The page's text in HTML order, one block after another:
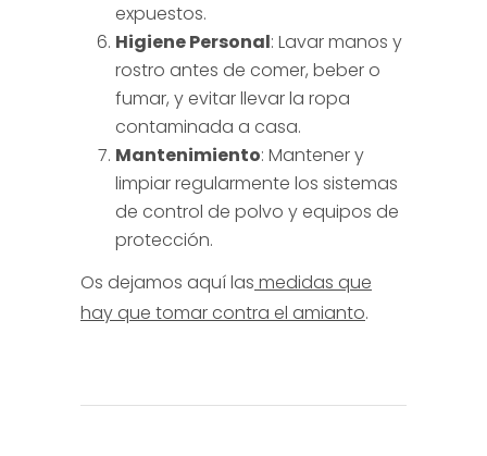
expuestos.
Higiene Personal: Lavar manos y
rostro antes de comer, beber o
fumar, y evitar llevar la ropa
contaminada a casa.
Mantenimiento: Mantener y
limpiar regularmente los sistemas
de control de polvo y equipos de
protección.
Os dejamos aquí las medidas que
hay que tomar contra el amianto.